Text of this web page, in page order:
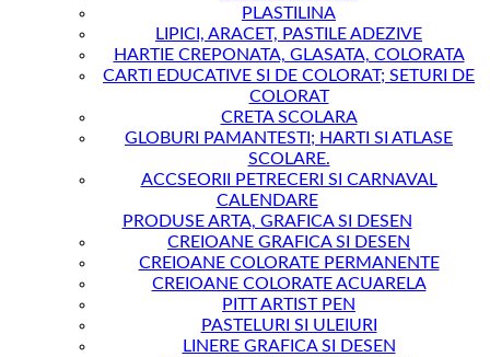
PLASTILINA
LIPICI, ARACET, PASTILE ADEZIVE
HARTIE CREPONATA, GLASATA, COLORATA
CARTI EDUCATIVE SI DE COLORAT; SETURI DE
COLORAT
CRETA SCOLARA
GLOBURI PAMANTESTI; HARTI SI ATLASE
SCOLARE.
ACCSEORII PETRECERI SI CARNAVAL
CALENDARE
PRODUSE ARTA, GRAFICA SI DESEN
CREIOANE GRAFICA SI DESEN
CREIOANE COLORATE PERMANENTE
CREIOANE COLORATE ACUARELA
PITT ARTIST PEN
PASTELURI SI ULEIURI
LINERE GRAFICA SI DESEN